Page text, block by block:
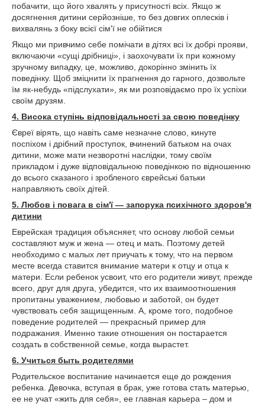
побачити, що його хвалять у присутності всіх. Якщо ж
досягнення дитини серйозніше, то без довгих оплесків і
вихвалянь з боку всієї сім'ї не обійтися
Якщо ми привчимо себе помічати в дітях всі їх добрі прояви,
включаючи «сущі дрібниці», і заохочувати їх при кожному
зручному випадку, це, можливо, докорінно змінить їх
поведінку. Щоб зміцнити їх прагнення до гарного, дозвольте
їм як-небудь «підслухати», як ми розповідаємо про їх успіхи
своїм друзям.
4. Висока ступінь відповідальності за свою поведінку
Євреї вірять, що навіть саме незначне слово, кинуте
поспіхом і дрібний проступок, вчинений батьком на очах
дитини, може мати незворотні наслідки, тому своїм
прикладом і дуже відповідальною поведінкою по відношенню
до всього сказаного і зробленого єврейські батьки
направляють своїх дітей.
5. Любов і повага в сім'ї — запорука психічного здоров'я
дитини
Еврейская традиция объясняет, что основу любой семьи
составляют муж и жена — отец и мать. Поэтому детей
необходимо с малых лет приучать к тому, что на первом
месте всегда ставится внимание матери к отцу и отца к
матери. Если ребенок усвоит, что его родители живут, прежде
всего, друг для друга, убедится, что их взаимоотношения
пропитаны уважением, любовью и заботой, он будет
чувствовать себя защищенным. А, кроме того, подобное
поведение родителей — прекрасный пример для
подражания. Именно такие отношения он постарается
создать в собственной семье, когда вырастет.
6. Учиться быть родителями
Родительское воспитание начинается еще до рождения
ребенка. Девочка, вступая в брак, уже готова стать матерью,
ее не учат «жить для себя», ее главная карьера – дом и